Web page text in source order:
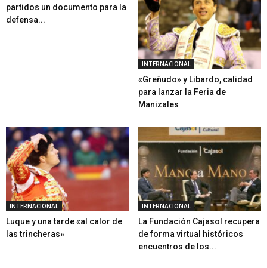
partidos un documento para la
defensa...
INTERNACIONAL
«Greñudo» y Libardo, calidad
para lanzar la Feria de
Manizales
INTERNACIONAL
Luque y una tarde «al calor de
las trincheras»
INTERNACIONAL
La Fundación Cajasol recupera
de forma virtual históricos
encuentros de los...